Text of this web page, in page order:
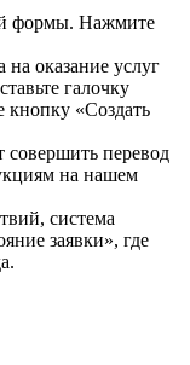
формы. Нажмите
на оказание услуг
галочку
кнопку «Создать
совершить перевод
на нашем
система
заявки», где